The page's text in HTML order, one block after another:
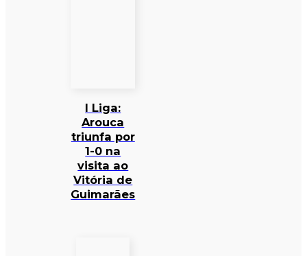
I Liga:
Arouca
triunfa por
1-0 na
visita ao
Vitória de
Guimarães